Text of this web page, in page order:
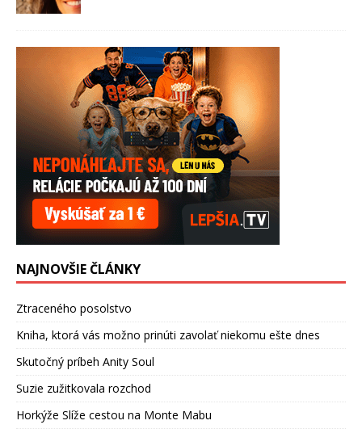
NAJNOVŠIE ČLÁNKY
Ztraceného posolstvo
Kniha, ktorá vás možno prinúti zavolať niekomu ešte dnes
Skutočný príbeh Anity Soul
Suzie zužitkovala rozchod
Horkýže Slíže cestou na Monte Mabu